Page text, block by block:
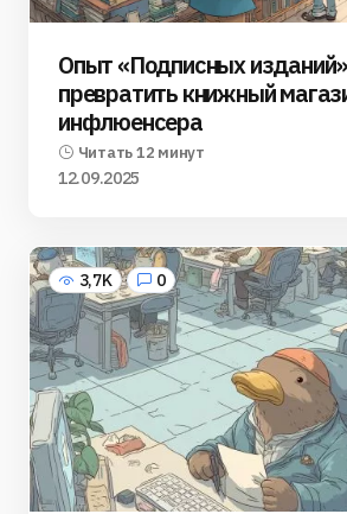
Опыт «Подписных
превратить книжный
инфлюенсера
Читать 12 минут
12.09.2025
3,7K 0